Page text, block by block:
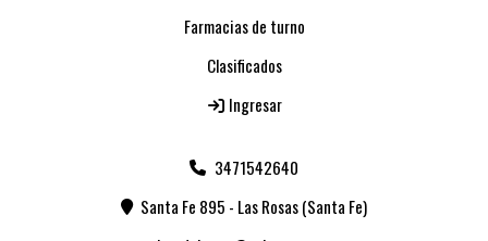
Farmacias de turno
Clasificados
Ingresar
3471542640
Santa Fe 895 - Las Rosas (Santa Fe)